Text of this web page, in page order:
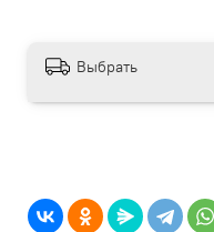
Выбрать